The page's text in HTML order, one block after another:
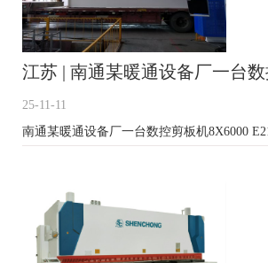
江苏 | 南通某暖通设备厂一台
25-11-11
南通某暖通设备厂一台数控剪板机8X6000